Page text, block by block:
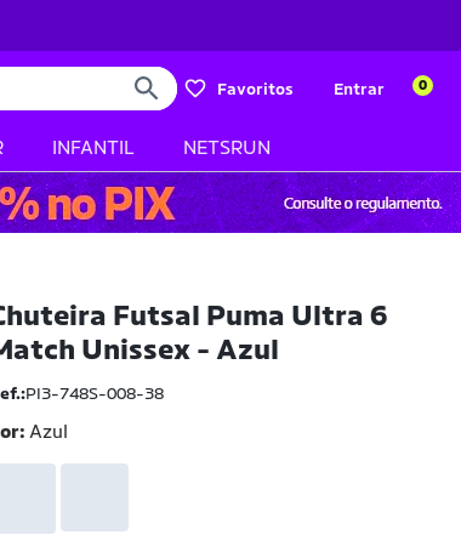
Favoritos Entrar 0
INFANTIL NETSRUN
Futsal Puma Ultra 6
Unissex - Azul
PI3-748S-008-38
Azul